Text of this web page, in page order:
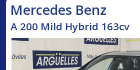
Mercedes Benz
A 200 Mild Hybrid 163cv